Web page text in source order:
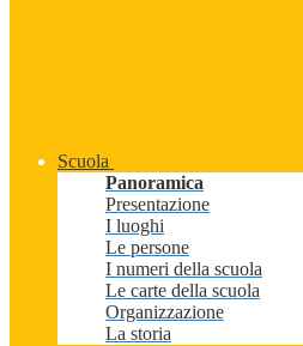
Scuola
Panoramica
Presentazione
I luoghi
Le persone
I numeri della scuola
Le carte della scuola
Organizzazione
La storia